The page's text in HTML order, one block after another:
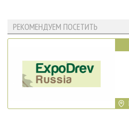
РЕКОМЕНДУЕМ ПОСЕТИТЬ